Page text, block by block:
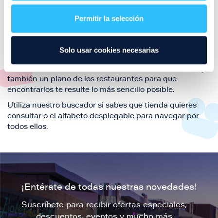
Permitir la selección
Solo usar cookies necesarias
también de nuestra oferta de ocio y shopping durante
tu visita.
El este directorio de restaurantes de Puerto Venecia
también un plano de los restaurantes para que
encontrarlos te resulte lo más sencillo posible.
Utiliza nuestro buscador si sabes que tienda quieres
consultar o el alfabeto desplegable para navegar por
todos ellos.
¡Entérate de todas nuestras novedades!
Suscríbete para recibir ofertas especiales,